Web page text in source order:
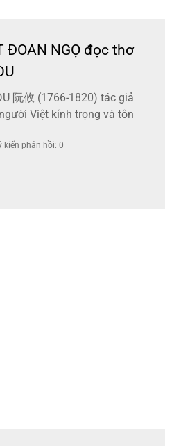
ĐOAN NGỌ đọc thơ
阮攸 (1766-1820) tác giả
Việt kính trọng và tôn
kiến phản hồi: 0